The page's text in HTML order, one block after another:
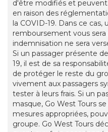
d'être modifiés et
en raison des
la COVID-19. Dans ce
remboursement vous
indemnisation ne sera
Si un passager présente
19, il est de sa
de protéger le reste du
vivement aux passagers
tester à leurs frais. Si un
masque, Go West Tours
mesures appropriées,
groupe. Go West Tours